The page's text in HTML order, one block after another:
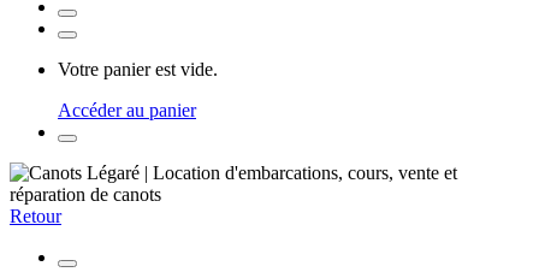
Votre panier est vide.
Accéder au panier
Retour